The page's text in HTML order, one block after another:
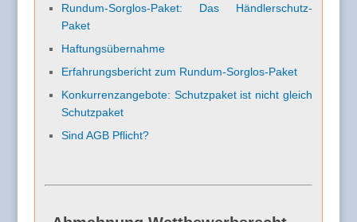
Rundum-Sorglos-Paket: Das Händlerschutz-
Paket
Haftungsübernahme
Erfahrungsbericht zum Rundum-Sorglos-Paket
Konkurrenzangebote: Schutzpaket ist nicht gleich
Schutzpaket
Sind AGB Pflicht?